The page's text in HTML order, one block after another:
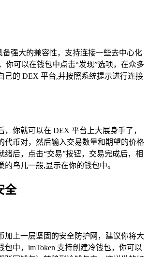
备强大的兼容性，支持连接一些去中心化
你可以在钱包中点击“发现”选项，在众多
己的 DEX 平台,并按照系统提示进行连接
，你就可以在 DEX 平台上大展身手了，
代币对，然后输入交易数量和期望的价格
绪后，点击“交易”按钮，交易完成后，相
的鸟儿一般,显示在你的钱包中。
全
加上一层坚固的安全防护网，建议你将大
包中，imToken 支持创建冷钱包，你可以